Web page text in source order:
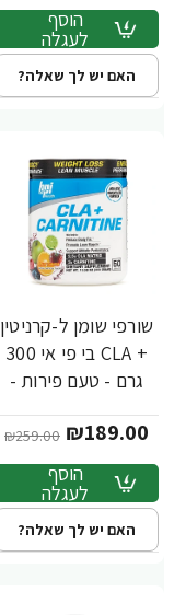
הוסף
לעגלה
האם יש לך שאלה?
-27%
שורפי שומן ל-קרניטין
+ CLA בי פי אי 300
גרם - טעם פירות -
₪189.00
₪259.00
הוסף
לעגלה
האם יש לך שאלה?